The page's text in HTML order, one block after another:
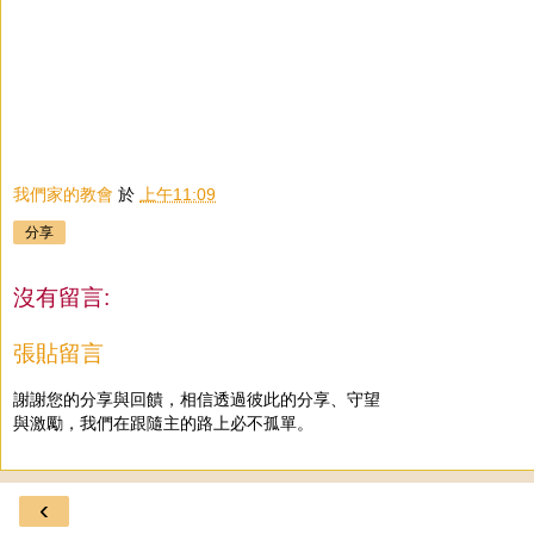
我們家的教會 於 上午11:09
分享
沒有留言:
張貼留言
謝謝您的分享與回饋，相信透過彼此的分享、守望
與激勵，我們在跟隨主的路上必不孤單。
‹